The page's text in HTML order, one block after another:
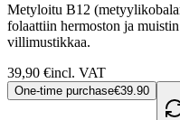
Metyloitu B12
folaattiin hermoston ja
villimustikkaa.
39,90 €incl. VAT
One-time purchase€39.90